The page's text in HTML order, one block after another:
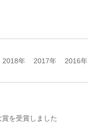
2018年 2017年 2016年
を受賞しました